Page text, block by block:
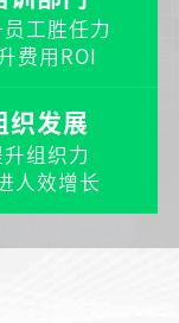
员工胜任力
费用ROI
织发展
升组织力
人效增长